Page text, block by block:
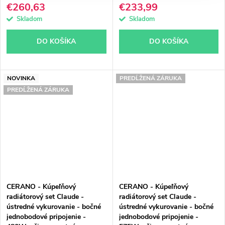
€260,63
Skladom
DO KOŠÍKA
€233,99
Skladom
DO KOŠÍKA
NOVINKA
PREDĹŽENÁ ZÁRUKA
CERANO - Kúpeľňový
radiátorový set Claude -
ústredné vykurovanie - bočné
jednobodové pripojenie -
PREDĹŽENÁ ZÁRUKA
CERANO - Kúpeľňový
radiátorový set Claude -
ústredné vykurovanie - bočné
jednobodové pripojenie -